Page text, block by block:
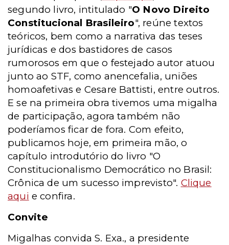
segundo livro, intitulado "O Novo Direito
Constitucional Brasileiro", reúne textos
teóricos, bem como a narrativa das teses
jurídicas e dos bastidores de casos
rumorosos em que o festejado autor atuou
junto ao STF, como anencefalia, uniões
homoafetivas e Cesare Battisti, entre outros.
E se na primeira obra tivemos uma migalha
de participação, agora também não
poderíamos ficar de fora. Com efeito,
publicamos hoje, em primeira mão, o
capítulo introdutório do livro "O
Constitucionalismo Democrático no Brasil:
Crônica de um sucesso imprevisto". Clique
aqui e confira.
Convite
Migalhas convida S. Exa., a presidente